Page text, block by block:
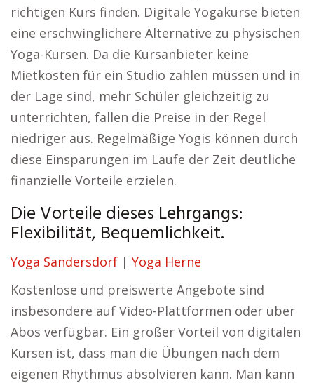
richtigen Kurs finden. Digitale Yogakurse bieten
eine erschwinglichere Alternative zu physischen
Yoga-Kursen. Da die Kursanbieter keine
Mietkosten für ein Studio zahlen müssen und in
der Lage sind, mehr Schüler gleichzeitig zu
unterrichten, fallen die Preise in der Regel
niedriger aus. Regelmäßige Yogis können durch
diese Einsparungen im Laufe der Zeit deutliche
finanzielle Vorteile erzielen.
Die Vorteile dieses Lehrgangs:
Flexibilität, Bequemlichkeit.
Yoga Sandersdorf | Yoga Herne
Kostenlose und preiswerte Angebote sind
insbesondere auf Video-Plattformen oder über
Abos verfügbar. Ein großer Vorteil von digitalen
Kursen ist, dass man die Übungen nach dem
eigenen Rhythmus absolvieren kann. Man kann